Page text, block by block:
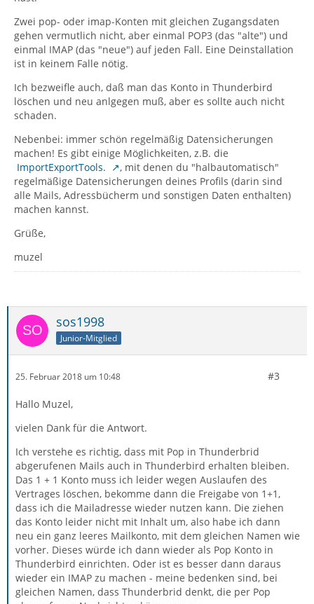
Zwei pop- oder imap-Konten mit gleichen Zugangsdaten
gehen vermutlich nicht, aber einmal POP3 (das "alte") und
einmal IMAP (das "neue") auf jeden Fall. Eine Deinstallation
ist in keinem Falle nötig.
Ich bezweifle auch, daß man das Konto in Thunderbird
löschen und neu anlgegen muß, aber es sollte auch nicht
schaden.
Nebenbei: immer schön regelmäßig Datensicherungen
machen! Es gibt einige Möglichkeiten, z.B. die
ImportExportTools.
, mit denen du "halbautomatisch"
regelmäßige Datensicherungen deines Profils (darin sind
alle Mails, Adressbücherm und sonstigen Daten enthalten)
machen kannst.
Grüße,
muzel
sos1998
Junior-Mitglied
25. Februar 2018 um 10:48 #3
Hallo Muzel,
vielen Dank für die Antwort.
Ich verstehe es richtig, dass mit Pop in Thunderbrid
abgerufenen Mails auch in Thunderbird erhalten bleiben.
Das 1 + 1 Konto muss ich leider wegen Auslaufen des
Vertrages löschen, bekomme dann die Freigabe von 1+1,
dass ich die Mailadresse wieder nutzen kann. Die ziehen
das Konto leider nicht mit Inhalt um, also habe ich dann
neu ein ganz leeres Mailkonto, mit dem gleichen Namen wie
vorher. Dieses würde ich dann wieder als Pop Konto in
Thunderbird einrichten. Oder ist es besser dann daraus
wieder ein IMAP zu machen - meine bedenken sind, bei
gleichen Namen, dass Thunderbrid denkt, die per Pop